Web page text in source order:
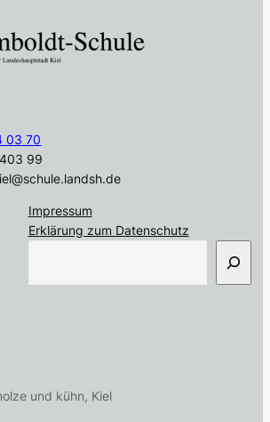
03 70
99
Impressum
Erklärung zum Datenschutz
c
und kühn, Kiel